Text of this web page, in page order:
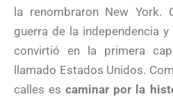
la renombraron New York.
guerra de la independencia
convirtió en la primera
llamado Estados Unidos.
calles escaminar por la